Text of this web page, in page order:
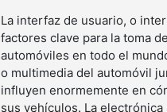
La interfaz de usuario, o
factores clave para la toma
automóviles en todo el
o multimedia del automóvil
influyen enormemente en
sus vehículos. La